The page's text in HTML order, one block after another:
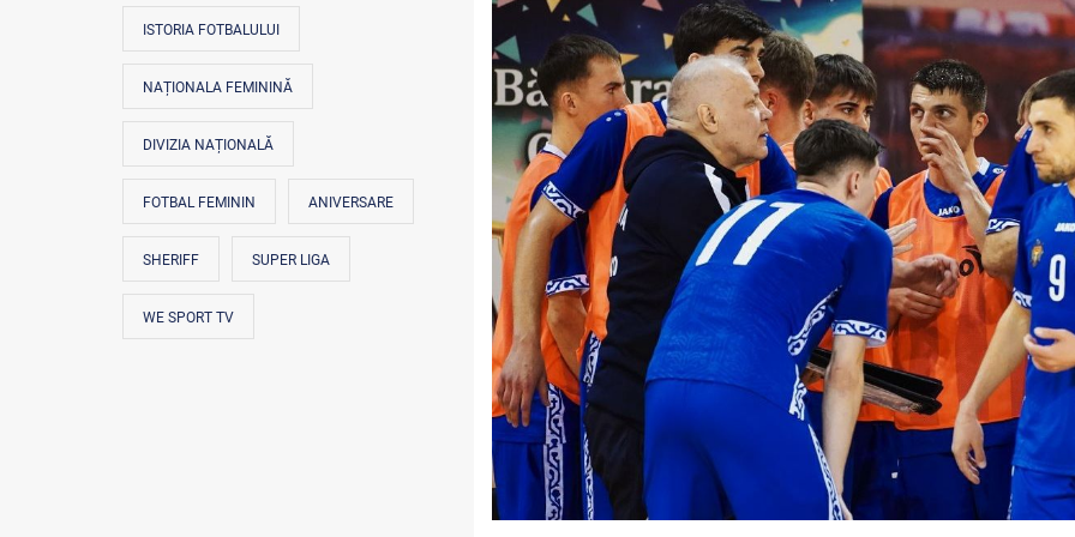
ISTORIA FOTBALULUI
NAȚIONALA FEMININĂ
DIVIZIA NAȚIONALĂ
FOTBAL FEMININ ANIVERSARE
SHERIFF SUPER LIGA
WE SPORT TV